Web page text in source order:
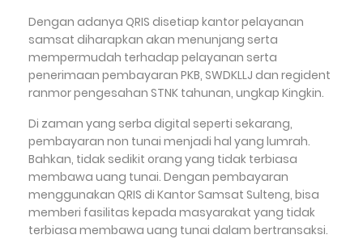
Dengan adanya QRIS disetiap kantor pelayanan
samsat diharapkan akan menunjang serta
mempermudah terhadap pelayanan serta
penerimaan pembayaran PKB, SWDKLLJ dan regident
ranmor pengesahan STNK tahunan, ungkap Kingkin.
Di zaman yang serba digital seperti sekarang,
pembayaran non tunai menjadi hal yang lumrah.
Bahkan, tidak sedikit orang yang tidak terbiasa
membawa uang tunai. Dengan pembayaran
menggunakan QRIS di Kantor Samsat Sulteng, bisa
memberi fasilitas kepada masyarakat yang tidak
terbiasa membawa uang tunai dalam bertransaksi.